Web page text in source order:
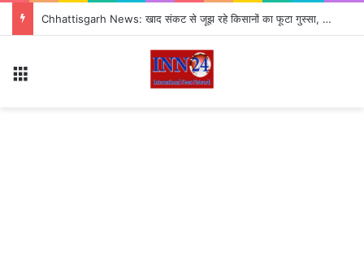
Chhattisgarh News: खाद संकट से जूझ रहे किसानों का फूटा गुस्सा, 35 टन खाद की नीलामी रद्द होने पर सड़क पर उतरे